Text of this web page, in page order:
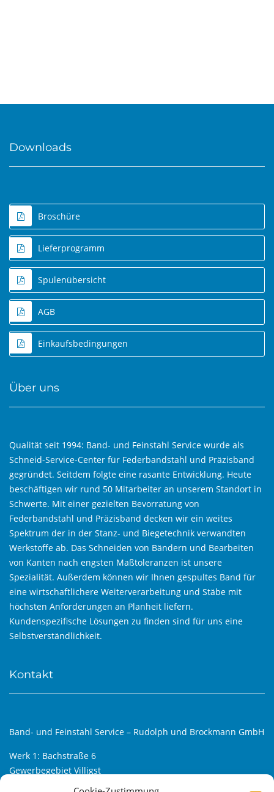
Downloads
Broschüre
Lieferprogramm
Spulenübersicht
AGB
Einkaufsbedingungen
Über uns
Qualität seit 1994: Band- und Feinstahl Service wurde als
Schneid-Service-Center für Federbandstahl und Präzisband
gegründet. Seitdem folgte eine rasante Entwicklung. Heute
beschäftigen wir rund 50 Mitarbeiter an unserem Standort in
Schwerte. Mit einer gezielten Bevorratung von
Federbandstahl und Präzisband decken wir ein weites
Spektrum der in der Stanz- und Biegetechnik verwandten
Werkstoffe ab. Das Schneiden von Bändern und Bearbeiten
von Kanten nach engsten Maßtoleranzen ist unsere
Spezialität. Außerdem können wir Ihnen gespultes Band für
eine wirtschaftlichere Weiterverarbeitung und Stäbe mit
höchsten Anforderungen an Planheit liefern.
Kundenspezifische Lösungen zu finden sind für uns eine
Selbstverständlichkeit.
Kontakt
Band- und Feinstahl Service – Rudolph und Brockmann GmbH
Werk 1: Bachstraße 6
Gewerbegebiet Villigst
D-58239 Schwerte